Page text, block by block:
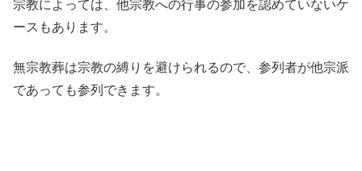
宗教によっては、他宗教への行事の参加を認めていないケ
ースもあります。
無宗教葬は宗教の縛りを避けられるので、参列者が他宗派
であっても参列できます。